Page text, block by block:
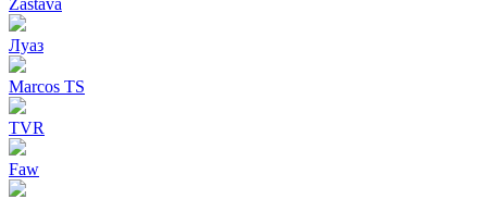
Zastava
Луаз
Marcos TS
TVR
Faw